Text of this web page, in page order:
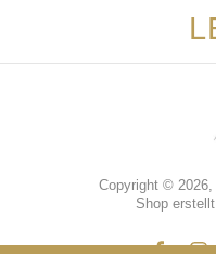
Copyright © 2026,
Shop